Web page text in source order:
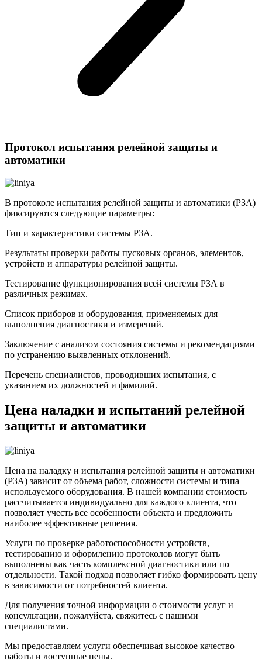
Протокол испытания релейной защиты и
автоматики
В протоколе испытания релейной защиты и автоматики (РЗА)
фиксируются следующие параметры:
Тип и характеристики системы РЗА.
Результаты проверки работы пусковых органов, элементов,
устройств и аппаратуры релейной защиты.
Тестирование функционирования всей системы РЗА в
различных режимах.
Список приборов и оборудования, применяемых для
выполнения диагностики и измерений.
Заключение с анализом состояния системы и рекомендациями
по устранению выявленных отклонений.
Перечень специалистов, проводивших испытания, с
указанием их должностей и фамилий.
Цена наладки и испытаний релейной
защиты и автоматики
Цена на наладку и испытания релейной защиты и автоматики
(РЗА) зависит от объема работ, сложности системы и типа
используемого оборудования. В нашей компании стоимость
рассчитывается индивидуально для каждого клиента, что
позволяет учесть все особенности объекта и предложить
наиболее эффективные решения.
Услуги по проверке работоспособности устройств,
тестированию и оформлению протоколов могут быть
выполнены как часть комплексной диагностики или по
отдельности. Такой подход позволяет гибко формировать цену
в зависимости от потребностей клиента.
Для получения точной информации о стоимости услуг и
консультации, пожалуйста, свяжитесь с нашими
специалистами.
Мы предоставляем услуги обеспечивая высокое качество
работы и доступные цены.